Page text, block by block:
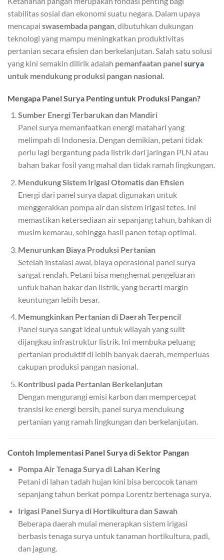
stabilitas sosial dan ekonomi suatu negara. Dalam upaya
mencapai swasembada pangan , dibutuhkan dukungan
teknologi yang mampu meningkatkan produktivitas
pertanian secara efisien dan berkelanjutan. Salah satu solusi
yang kini semakin dilirik adalah pemanfaatan panel surya
untuk mendukung produksi pangan nasional.
Mengapa Panel Surya Penting untuk Produksi Pangan?
Sumber Energi Terbarukan dan Mandiri
Panel surya memanfaatkan energi matahari yang
melimpah di Indonesia. Dengan demikian, petani tidak
perlu lagi bergantung pada listrik dari jaringan PLN atau
bahan bakar fosil yang mahal dan tidak ramah lingkungan.
Mendukung Sistem Irigasi Otomatis dan Efisien
Energi dari panel surya dapat digunakan untuk
menggerakkan pompa air dan sistem irigasi tetes. Ini
memastikan ketersediaan air sepanjang tahun, bahkan di
musim kemarau, sehingga hasil panen tetap optimal.
Menurunkan Biaya Produksi Pertanian
Setelah instalasi awal, biaya operasional panel surya
sangat rendah. Petani bisa menghemat pengeluaran
untuk bahan bakar dan listrik, yang berarti margin
keuntungan lebih besar.
Memungkinkan Pertanian di Daerah Terpencil
Panel surya sangat ideal untuk wilayah yang sulit
dijangkau infrastruktur listrik. Ini membuka peluang
pertanian produktif di lebih banyak daerah, memperluas
cakupan produksi pangan nasional.
Kontribusi pada Pertanian Berkelanjutan
Dengan mengurangi emisi karbon dan mempercepat
transisi ke energi bersih, panel surya mendukung
pertanian yang ramah lingkungan dan berkelanjutan.
Contoh Implementasi Panel Surya di Sektor Pangan
Pompa Air Tenaga Surya di Lahan Kering
Petani di lahan tadah hujan kini bisa bercocok tanam
sepanjang tahun berkat pompa Lorentz bertenaga surya.
Irigasi Panel Surya di Hortikultura dan Sawah
Beberapa daerah mulai menerapkan sistem irigasi
berbasis tenaga surya untuk tanaman hortikultura, padi,
dan jagung.